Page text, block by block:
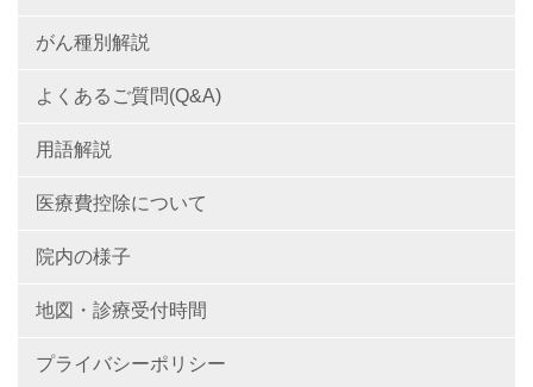
がん種別解説
よくあるご質問(Q&A)
用語解説
医療費控除について
院内の様子
地図・診療受付時間
プライバシーポリシー